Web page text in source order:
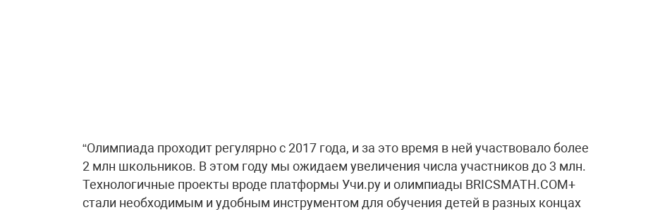
“‎Олимпиада проходит регулярно с 2017 года, и за это время в ней участвовало более
2 млн школьников. В этом году мы ожидаем увеличения числа участников до 3 млн.
Технологичные проекты вроде платформы Учи.ру и олимпиады BRICSMATH.COM+
стали необходимым и удобным инструментом для обучения детей в разных концах